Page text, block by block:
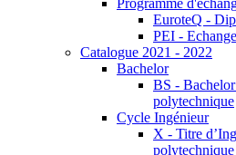
Programme
EuroteQ -
PEI -
Catalogue 2021 - 2022
Bachelor
BS -
polytechnique
Cycle Ingénieur
X - Titre
polytechnique